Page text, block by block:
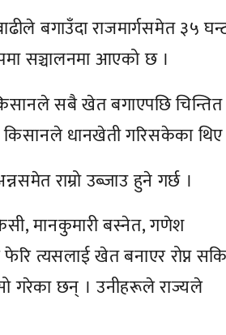
बगाउँदा राजमार्गसमेत ३५
सञ्चालनमा आएको छ ।
सबै खेत बगाएपछि चिन्तित
किसानले धानखेती गरिसकेका
राम्रो उब्जाउ हुने गर्छ ।
केसी, मानकुमारी बस्नेत, गणेश
त्यसलाई खेत बनाएर रोप्न
गरेका छन् । उनीहरूले राज्यले